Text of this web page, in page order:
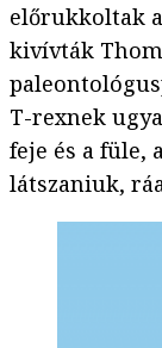
előrukkoltak
kivívták
T-rexnek
feje és a füle,
látszaniuk,